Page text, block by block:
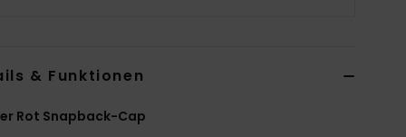
& Funktionen
Rot Snapback-Cap